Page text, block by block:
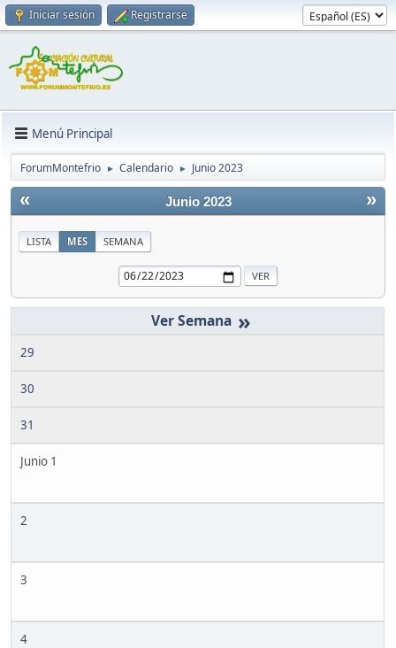
Iniciar sesión Registrarse
Menú Principal
ForumMontefrio ► Calendario ► Junio 2023
« »
Junio 2023
LISTA MES SEMANA
»
29
30
31
Junio 1
2
3
4